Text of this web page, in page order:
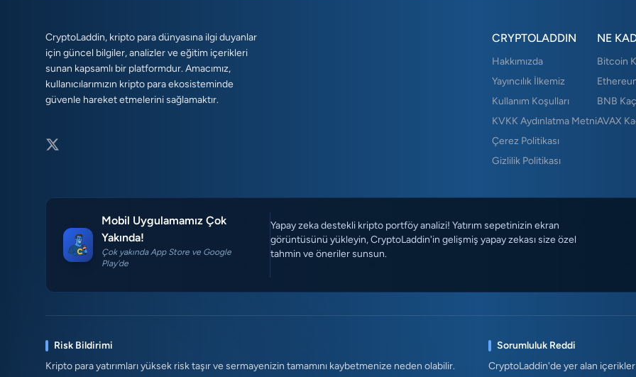
CryptoLaddin, kripto para dünyasına ilgi duyanlar
için güncel bilgiler, analizler ve eğitim içerikleri
sunan kapsamlı bir platformdur. Amacımız,
kullanıcılarımızın kripto para ekosisteminde
güvenle hareket etmelerini sağlamaktır.
CRYPTOLADDIN
Hakkımızda
Yayıncılık İlkemiz
Kullanım Koşulları
KVKK Aydınlatma Metni
Çerez Politikası
Gizlilik Politikası
NE
Bitcoin
BNB
AVAX
Mobil Uygulamamız Çok
Yakında!
Çok yakında App Store ve Google
Play'de
Yapay zeka destekli kripto portföy analizi! Yatırım sepetinizin ekran
görüntüsünü yükleyin, CryptoLaddin'in gelişmiş yapay zekası size özel
tahmin ve öneriler sunsun.
Risk Bildirimi
Kripto para yatırımları yüksek risk taşır ve sermayenizin tamamını kaybetmenize neden olabilir.
Sorumluluk Reddi
CryptoLaddin'de yer alan